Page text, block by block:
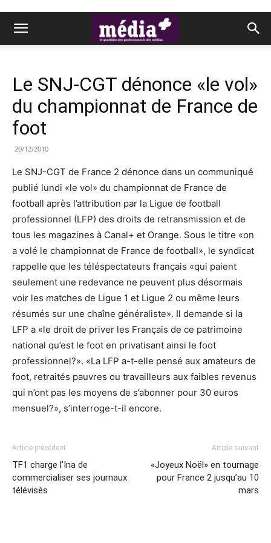
Le SNJ-CGT dénonce «le vol»
du championnat de France de
foot
20/12/2010
Le SNJ-CGT de France 2 dénonce dans un communiqué
publié lundi «le vol» du championnat de France de
football après l’attribution par la Ligue de football
professionnel (LFP) des droits de retransmission et de
tous les magazines à Canal+ et Orange. Sous le titre «on
a volé le championnat de France de football», le syndicat
rappelle que les téléspectateurs français «qui paient
seulement une redevance ne peuvent plus désormais
voir les matches de Ligue 1 et Ligue 2 ou même leurs
résumés sur une chaîne généraliste». Il demande si la
LFP a «le droit de priver les Français de ce patrimoine
national qu’est le foot en privatisant ainsi le foot
professionnel?». «La LFP a-t-elle pensé aux amateurs de
foot, retraités pauvres ou travailleurs aux faibles revenus
qui n’ont pas les moyens de s’abonner pour 30 euros
mensuel?», s’interroge-t-il encore.
Article précédent
TF1 charge l’Ina de
commercialiser ses journaux
télévisés
Article suivant
«Joyeux Noël» en tournage
pour France 2 jusqu’au 10
mars